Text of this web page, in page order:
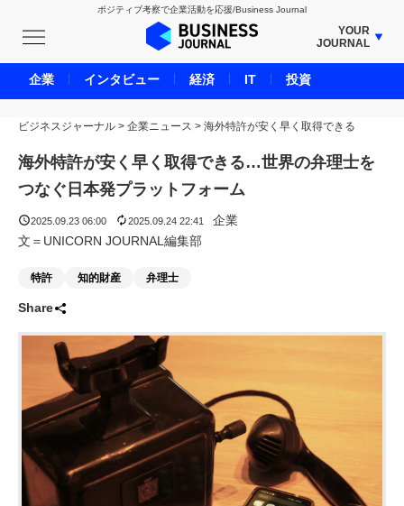
ポジティブ考察で企業活動を応援/Business Journal
YOUR
JOURNAL
BUSINESS JOURNAL
UNICORN JOURNAL
CARBON CREDITS JOURNAL
IVS JOURNAL
ENERGY MANAGEMENT JOURNAL
LIFE ENDING JOURNAL
BPaaS JOURNAL
ADOPTABLE DOG JOURNAL
ビジネスジャーナル > 企業ニュース > 海外特許が安く早く取得できる
海外特許が安く早く取得できる…世界の弁理士を
つなぐ日本発プラットフォーム
2025.09.23 06:00 2025.09.24 22:41
企業
文＝UNICORN JOURNAL編集部
特許 知的財産 弁理士
Share
企業 インタビュー 経済 IT 投資